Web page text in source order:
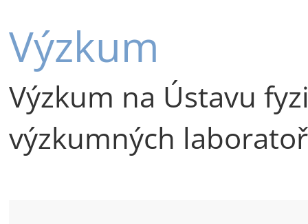
Výzkum
Výzkum na Ústavu
výzkumných